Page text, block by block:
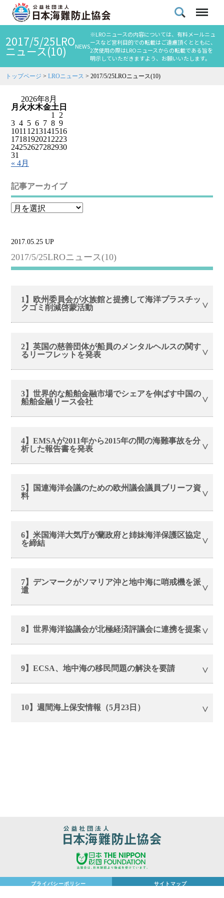
2017/5/25LRO
ニュース(10) NEWS
※LROニュースの内容については、有料メールニュ
ースなど営利目的での転載はご遠慮頂くとともに、
2次使用の際はLROニュースからの転載である旨を
明示していただきますよう、お願いいたします。
トップページ >LROニュース >2017/5/25LROニュース(10)
2026年8月
月 火水木金土 日
1
2
3 4 5 6 7 8 9
1011 1213141516
1718192021 2223
24252627282930
31
« 4月
記事アーカイブ
2017.05.25 UP
2017/5/25LROニュース(10)
1】欧州委員会が水族館と提携して海洋プラスチッ
クゴミ削減啓蒙活動
2】英国の慈善団体が船員のメンタルヘルスの関す
るリーフレットを発表
3】世界的な船舶金融市場でシェアを伸ばす中国の
船舶金融リース会社
4】EMSAが2011年から2015年の間の海難事故を分
析した報告書を発表
5】国連海洋会議のための欧州議会議員ブリーフ資
料
6】米国海洋大気庁が蘭政府と姉妹海洋保護区協定
を締結
7】デンマークがソマリア沖と地中海に哨戒機を派
遣
8】世界海洋協議会が北極経済評議会に連携を提案
9】ECSA、地中海の移民問題の解決を要請
10】週間海上保安情報（5月23日）
プライバシーポリシー サイトマップ